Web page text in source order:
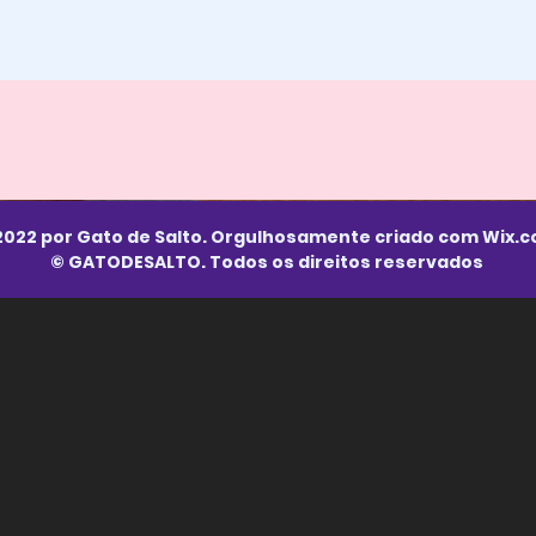
por Gato de Salto. Orgulhosamente criado com
© GATODESALTO. Todos os direitos reservados